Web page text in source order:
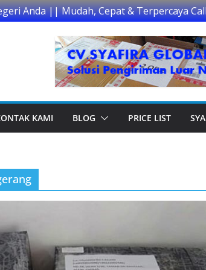
Anda || Mudah, Cepat & Terpercaya
KAMI BLOG PRICE LIST